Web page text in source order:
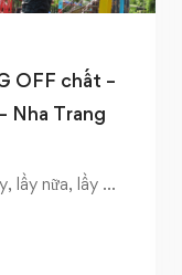
OFF chất –
Nha Trang
lầy nữa, lầy …